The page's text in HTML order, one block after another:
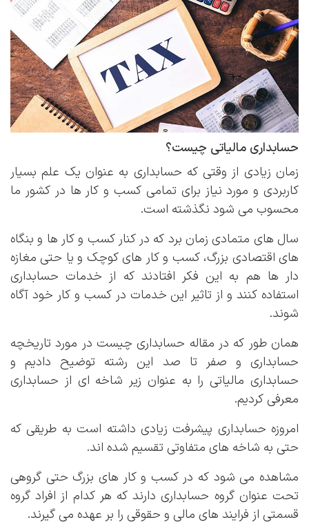
حسابداری مالیاتی چیست؟
زمان زیادی از وقتی که حسابداری به عنوان یک علم بسیار
کاربردی و مورد نیاز برای تمامی کسب و کار ها در کشور ما
محسوب می شود نگذشته است.
سال های متمادی زمان برد که در کنار کسب و کار ها و بنگاه
های اقتصادی بزرگ، کسب و کار های کوچک و یا حتی مغازه
دار ها هم به این فکر افتادند که از خدمات حسابداری
استفاده کنند و از تاثیر این خدمات در کسب و کار خود آگاه
شوند.
همان طور که در مقاله حسابداری چیست در مورد تاریخچه
حسابداری و صفر تا صد این رشته توضیح دادیم و
حسابداری مالیاتی را به عنوان زیر شاخه ای از حسابداری
معرفی کردیم.
امروزه حسابداری پیشرفت زیادی داشته است به طریقی که
حتی به شاخه های متفاوتی تقسیم شده اند.
مشاهده می شود که در کسب و کار های بزرگ حتی گروهی
تحت عنوان گروه حسابداری دارند که هر کدام از افراد گروه
قسمتی از فرایند های مالی و حقوقی را بر عهده می گیرند.